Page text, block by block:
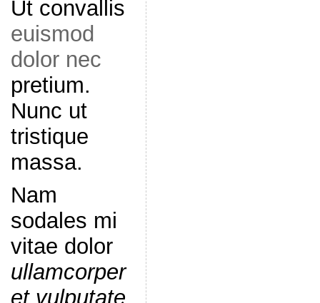
Ut convallis
euismod
dolor nec
pretium.
Nunc ut
tristique
massa.
Nam
sodales mi
vitae dolor
ullamcorper
et vulputate